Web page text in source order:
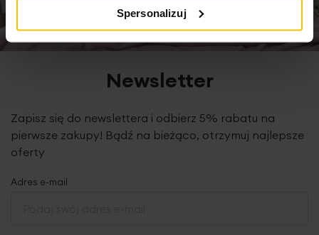
Spersonalizuj
Newsletter
Zapisz się do newslettera i odbierz 5% rabatu na
pierwsze zakupy! Bądź na bieżąco, otrzymuj najlepsze
oferty
Adres e-mail